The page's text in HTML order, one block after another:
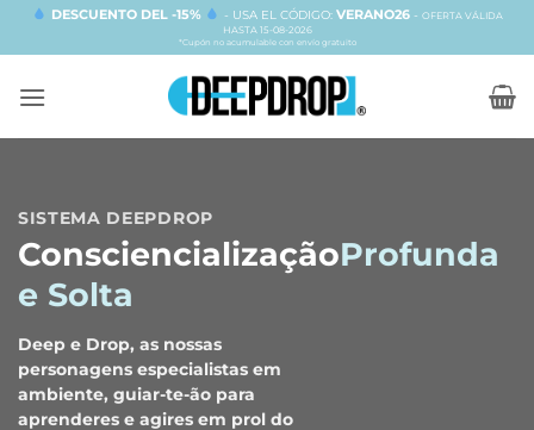
Skip
DESCUENTO DEL -15% - USA EL CÓDIGO: VERANO26- OFERTA VÁLIDA
HASTA 15-08-2026
*Cupón no acumulable con envío gratuito
SISTEMA DEEPDROP
ConsciencializaçãoProfunda
e Solta
Deep e Drop, as nossas
personagens especialistas em
ambiente, guiar-te-ão para
aprenderes e agires em prol do